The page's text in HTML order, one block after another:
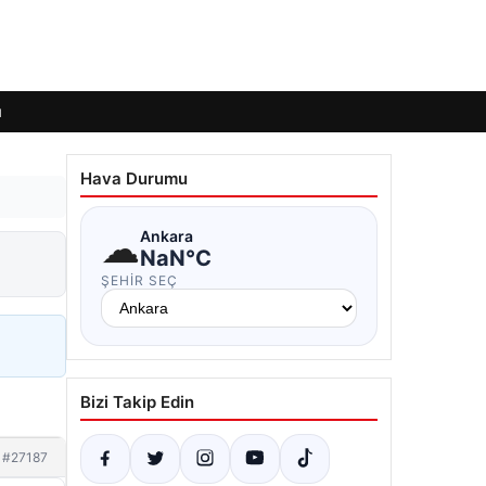
#27187
Hava Durumu
☁Ankara
NaN°C
ŞEHIR SEÇ
Bizi Takip Edin